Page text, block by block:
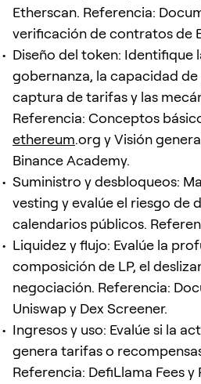
Etherscan. Referencia:
verificación de contratos de
Diseño del token: Identifique
gobernanza, la capacidad
captura de tarifas y las
Referencia: Conceptos
ethereum.org y Visión
Binance Academy.
Suministro y desbloqueos:
vesting y evalúe el riesgo de
calendarios públicos.
Liquidez y flujo: Evalúe la
composición de LP, el
negociación. Referencia:
Uniswap y Dex Screener.
Ingresos y uso: Evalúe si la
genera tarifas o
Referencia: DefiLlama Fees y